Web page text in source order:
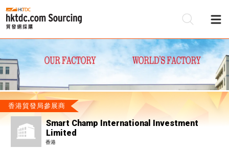
香港貿發局參展商
Smart Champ International Investment
Limited
香港